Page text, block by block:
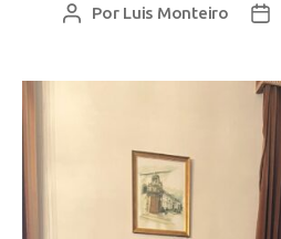
Por Luis Monteiro